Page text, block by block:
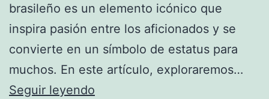
brasileño es un elemento icónico que
inspira pasión entre los aficionados y se
convierte en un símbolo de estatus para
muchos. En este artículo, exploraremos…
Seguir leyendo